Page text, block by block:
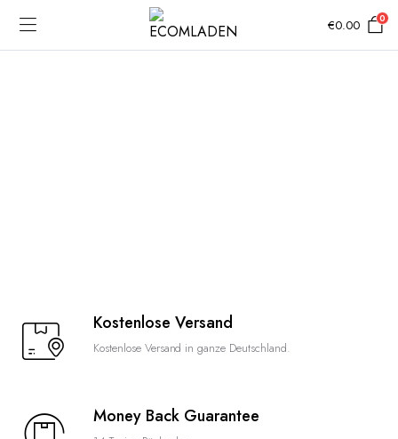
€0.00 0
Kostenlose Versand
Kostenlose Versand in ganze Deutschland.
Money Back Guarantee